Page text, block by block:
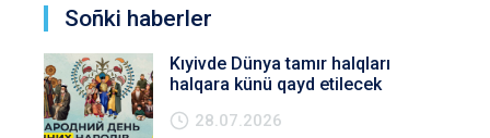
Soñki haberler
Kıyivde Dünya tamır halqları
halqara künü qayd etilecek
28.07.2026